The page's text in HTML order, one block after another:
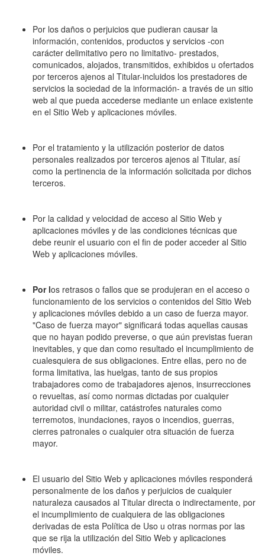
Por los daños o perjuicios que pudieran causar la
información, contenidos, productos y servicios -con
carácter delimitativo pero no limitativo- prestados,
comunicados, alojados, transmitidos, exhibidos u ofertados
por terceros ajenos al Titular-incluidos los prestadores de
servicios la sociedad de la información- a través de un sitio
web al que pueda accederse mediante un enlace existente
en el Sitio Web y aplicaciones móviles.
Por el tratamiento y la utilización posterior de datos
personales realizados por terceros ajenos al Titular, así
como la pertinencia de la información solicitada por dichos
terceros.
Por la calidad y velocidad de acceso al Sitio Web y
aplicaciones móviles y de las condiciones técnicas que
debe reunir el usuario con el fin de poder acceder al Sitio
Web y aplicaciones móviles.
Por los retrasos o fallos que se produjeran en el acceso o
funcionamiento de los servicios o contenidos del Sitio Web
y aplicaciones móviles debido a un caso de fuerza mayor.
"Caso de fuerza mayor" significará todas aquellas causas
que no hayan podido preverse, o que aún previstas fueran
inevitables, y que dan como resultado el incumplimiento de
cualesquiera de sus obligaciones. Entre ellas, pero no de
forma limitativa, las huelgas, tanto de sus propios
trabajadores como de trabajadores ajenos, insurrecciones
o revueltas, así como normas dictadas por cualquier
autoridad civil o militar, catástrofes naturales como
terremotos, inundaciones, rayos o incendios, guerras,
cierres patronales o cualquier otra situación de fuerza
mayor.
El usuario del Sitio Web y aplicaciones móviles responderá
personalmente de los daños y perjuicios de cualquier
naturaleza causados al Titular directa o indirectamente, por
el incumplimiento de cualquiera de las obligaciones
derivadas de esta Política de Uso u otras normas por las
que se rija la utilización del Sitio Web y aplicaciones
móviles.